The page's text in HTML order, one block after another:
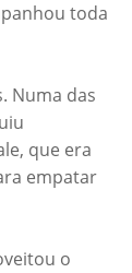
toda
Numa das
que era
empatar
o